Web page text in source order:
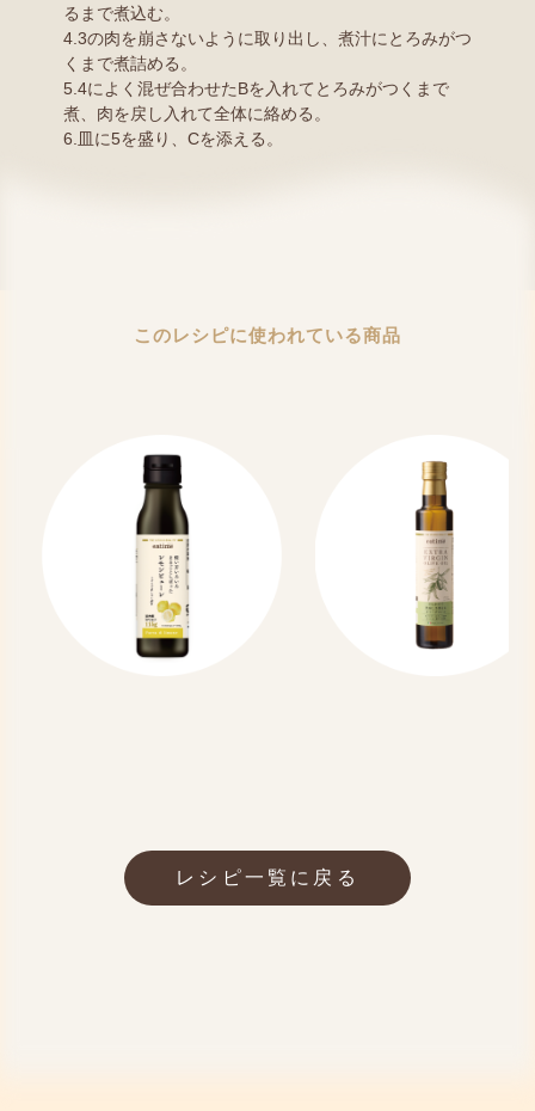
るまで煮込む。
4.3の肉を崩さないように取り出し、煮汁にとろみがつ
くまで煮詰める。
5.4によく混ぜ合わせたBを入れてとろみがつくまで
煮、肉を戻し入れて全体に絡める。
6.皿に5を盛り、Cを添える。
このレシピに使われている商品
レシピ一覧に戻る